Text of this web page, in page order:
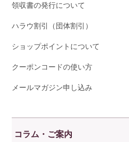
領収書の発行について
ハラウ割引（団体割引）
ショップポイントについて
クーポンコードの使い方
メールマガジン申し込み
コラム・ご案内